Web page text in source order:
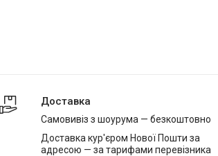
Доставка
Самовивіз з шоурума — безкоштовно
Доставка кур'єром Нової Пошти за
адресою — за тарифами перевізника